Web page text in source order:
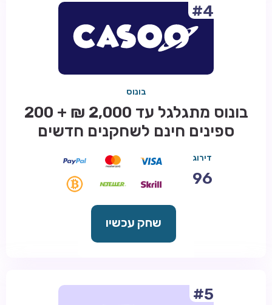
#4
בונוס
בונוס מתגלגל עד 2,000 ₪ + 200
ספינים חינם לשחקנים חדשים
דירוג
96
שחק עכשיו
#5